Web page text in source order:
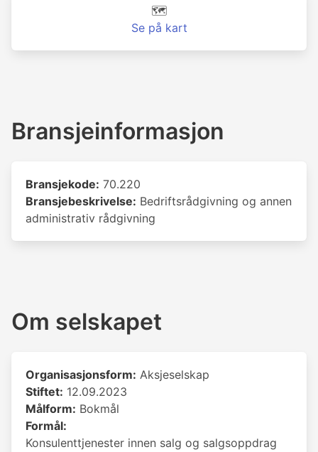
🗺️
Se på kart
Bransjeinformasjon
Bransjekode: 70.220
Bransjebeskrivelse: Bedriftsrådgivning og annen
administrativ rådgivning
Om selskapet
Organisasjonsform: Aksjeselskap
Stiftet: 12.09.2023
Målform: Bokmål
Formål:
Konsulenttjenester innen salg og salgsoppdrag